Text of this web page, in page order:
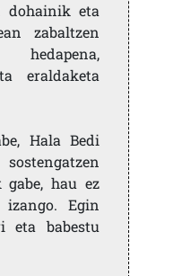
dohainik eta
zabaltzen
eraldaketa
Hala Bedi
hau ez
Egin
eta babestu